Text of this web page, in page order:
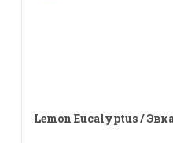
Lemon Eucalyptus /